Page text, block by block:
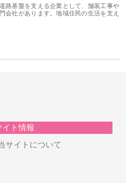
路基盤を支える企業として、舗装工事や
会社があります。地域住民の生活を支え
イト情報
サイトについて